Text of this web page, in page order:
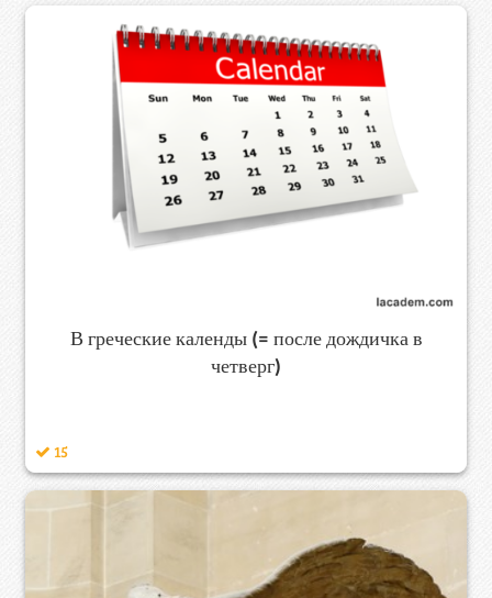
В греческие календы (= после дождичка в
четверг)
15